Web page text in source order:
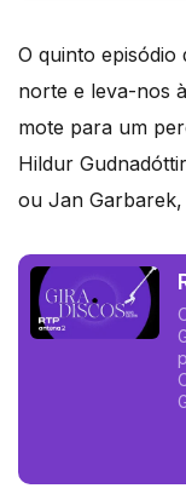
O quinto episódio
norte e leva-nos
mote para um
Hildur
ou Jan